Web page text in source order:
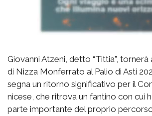
Giovanni Atzeni, detto “Tittia”,
di Nizza Monferrato al Palio di Asti
segna un ritorno significativo per il
nicese, che ritrova un fantino con cui
parte importante del proprio